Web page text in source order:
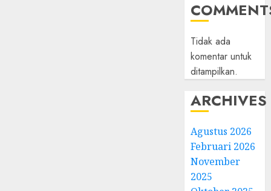
Tidak ada
komentar untuk
ditampilkan.
ARCHIVES
Agustus 2026
Februari 2026
November
2025